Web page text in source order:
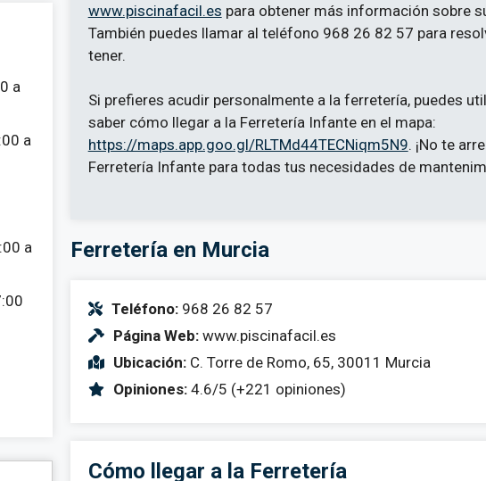
a
a
a
www.piscinafacil.es para obtener más información sobre
También puedes llamar al teléfono 968 26 82 57 para
tener.
Si prefieres acudir personalmente a la ferretería, puedes
saber cómo llegar a la Ferretería Infante en el mapa:
https://maps.app.goo.gl/RLTMd44TECNiqm5N9. ¡No te
Ferretería Infante para todas tus necesidades de
Ferretería en Murcia
Teléfono:968 26 82 57
Página Web:www.piscinafacil.es
Ubicación:C. Torre de Romo, 65, 30011 Murcia
Opiniones:4.6/5 (+221 opiniones)
Cómo llegar a la Ferretería